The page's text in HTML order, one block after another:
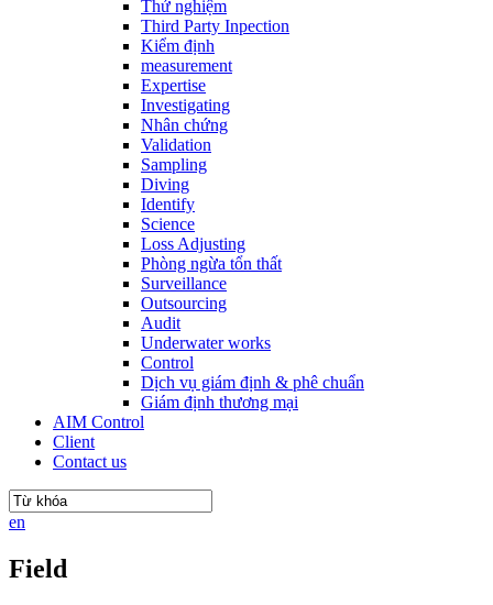
Thử nghiệm
Third Party Inpection
Kiểm định
measurement
Expertise
Investigating
Nhân chứng
Validation
Sampling
Diving
Identify
Science
Loss Adjusting
Phòng ngừa tổn thất
Surveillance
Outsourcing
Audit
Underwater works
Control
Dịch vụ giám định & phê chuẩn
Giám định thương mại
AIM Control
Client
Contact us
en
Field